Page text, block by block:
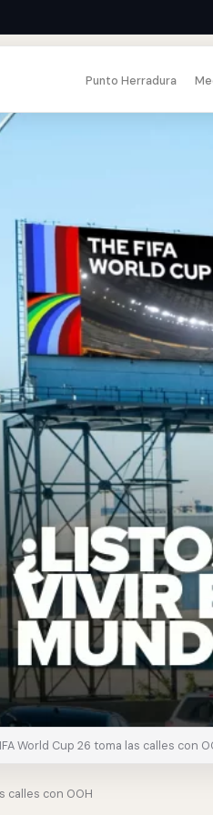
Punto Herradura
World Cup 26 toma las calles con
calles con OOH